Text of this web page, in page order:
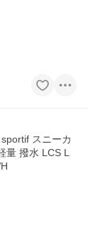
スニーカ
量 撥水 LCS L